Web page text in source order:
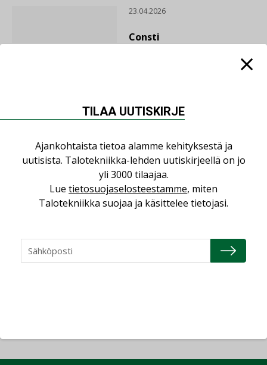
23.04.2026
Consti
Granlund Oy
TILAA UUTISKIRJE
Ajankohtaista tietoa alamme kehityksestä ja
uutisista. Talotekniikka-lehden uutiskirjeellä on jo
yli 3000 tilaajaa.
Lue tietosuojaselosteestamme, miten
Talotekniikka suojaa ja käsittelee tietojasi.